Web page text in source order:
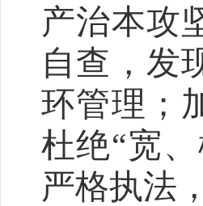
产治本攻
自查，发
环管理；
杜绝“宽
严格执法